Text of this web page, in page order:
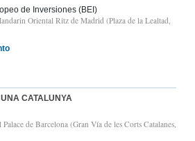
de Inversiones (BEI)
Oriental Ritz de Madrid (Plaza de la Lealtad,
CATALUNYA
de Barcelona (Gran Vía de les Corts Catalanes,